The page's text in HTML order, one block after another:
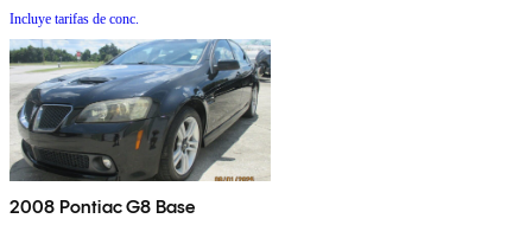
Incluye tarifas de conc.
2008 Pontiac G8 Base